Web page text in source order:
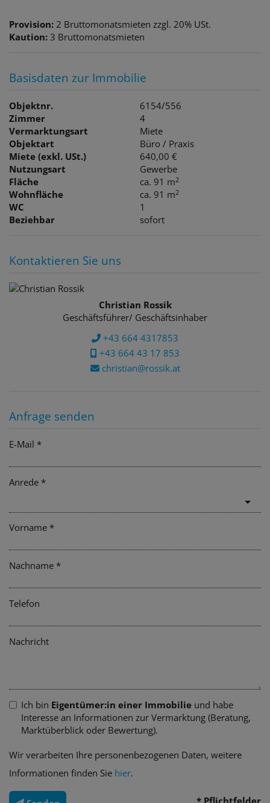
Provision: 2 Bruttomonatsmieten zzgl. 20% USt.
Kaution: 3 Bruttomonatsmieten
Basisdaten zur Immobilie
Objektnr.
6154/556
Zimmer
4
Vermarktungsart
Miete
Objektart
Büro / Praxis
Miete (exkl. USt.)
640,00 €
Nutzungsart
Gewerbe
Fläche
ca. 91 m2
Wohnfläche ca. 91 m2
WC
1
Beziehbar
sofort
Kontaktieren Sie uns
Christian Rossik
Geschäftsführer/ Geschäftsinhaber
+43 664 4317853
+43 664 43 17 853
christian@rossik.at
Anfrage senden
E-Mail
Anrede
Vorname
Nachname
Telefon
Nachricht
Ich bin Eigentümer:in einer Immobilie und habe
Interesse an Informationen zur Vermarktung (Beratung,
Marktüberblick oder Bewertung).
Wir verarbeiten Ihre personenbezogenen Daten, weitere
Informationen finden Sie hier.